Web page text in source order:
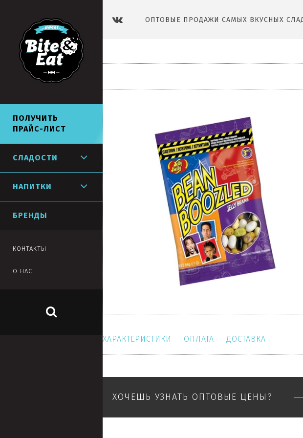
ОПТОВЫЕ ПРОДАЖИ САМЫХ ВКУСНЫХ
ХАРАКТЕРИСТИКИ ОПЛАТА ДОСТАВКА
ХОЧЕШЬ УЗНАТЬ ОПТОВЫЕ ЦЕНЫ?
ПОЛУЧИТЬ
ПРАЙС-ЛИСТ
СЛАДОСТИ
СЛАДОСТИ
НАПИТКИ
НАПИТКИ
БРЕНДЫ
КОНТАКТЫ
О НАС